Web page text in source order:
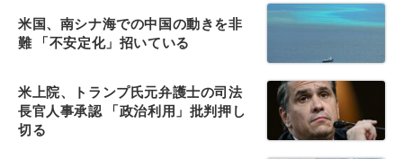
米国、南シナ海での中国の動きを非
難 「不安定化」招いている
米上院、トランプ氏元弁護士の司法
長官人事承認 「政治利用」批判押し
切る